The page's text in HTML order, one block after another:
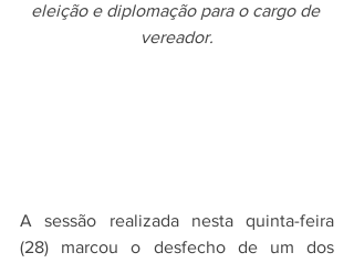
eleição e diplomação para o cargo de
vereador.
A sessão realizada nesta quinta-feira
(28) marcou o desfecho de um dos